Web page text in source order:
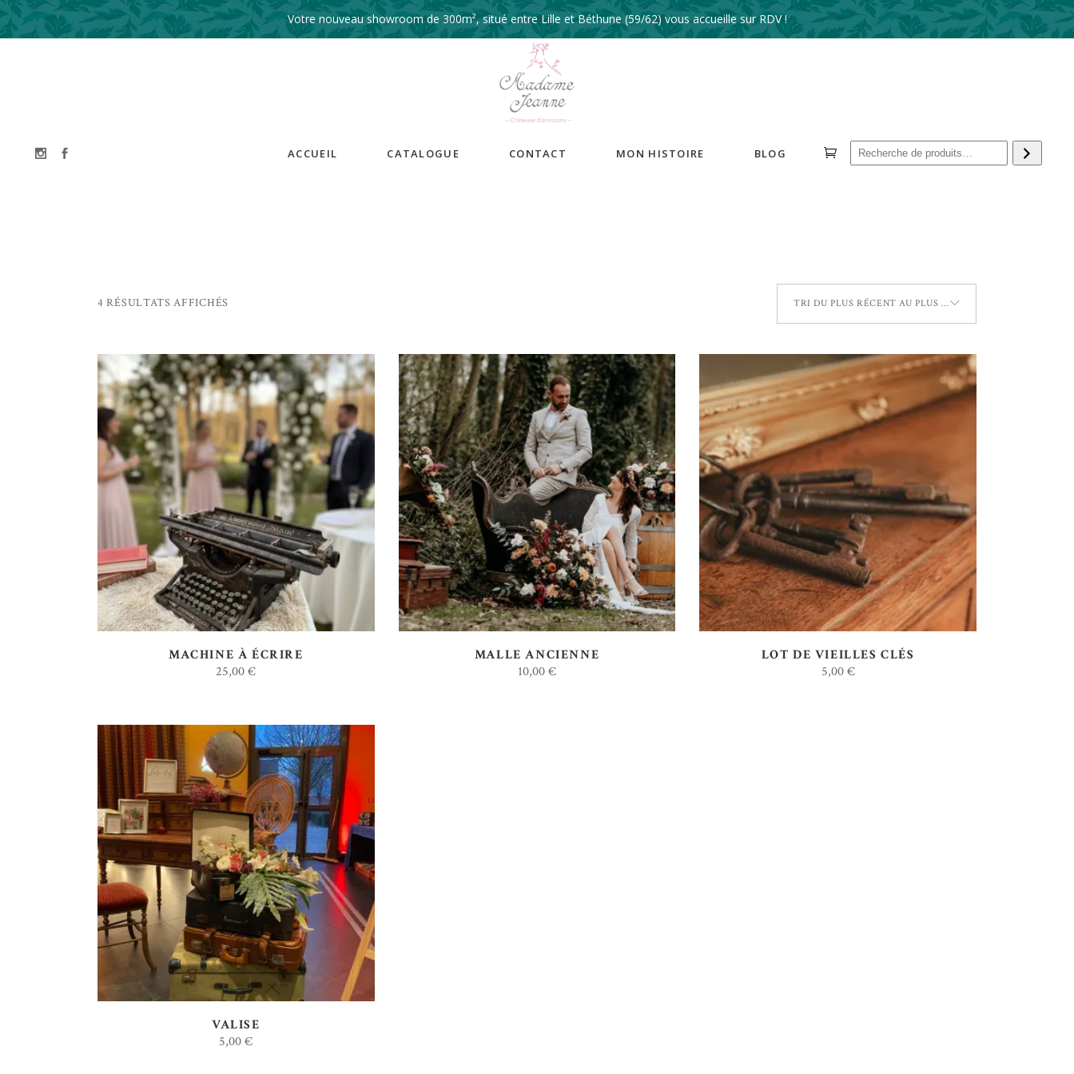
Votre nouveau showroom de 300m², situé entre Lille et Béthune (59/62) vous accueille sur RDV !
ACCUEIL CATALOGUE CONTACT MON HISTOIRE BLOG
4 RÉSULTATS AFFICHÉS TRI DU PLUS RÉCENT AU PLUS ANCIEN
AJOUTER AU DEVIS
MACHINE À ÉCRIRE
25,00€
AJOUTER AU DEVIS
MALLE ANCIENNE
10,00€
AJOUTER AU DEVIS
LOT DE VIEILLES CLÉS
5,00€
AJOUTER AU DEVIS
VALISE
5,00€